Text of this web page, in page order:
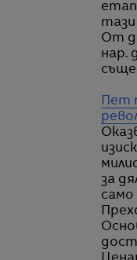
тази
От
нар.
Пет
за
само